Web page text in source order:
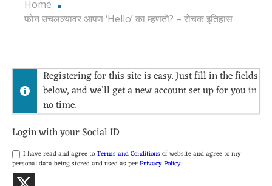
Home
फोन उचलल्यावर आपण ‘Hello’ का म्हणतो? – रोचक इतिहास
Registering for this site is easy. Just fill in the fields
below, and we’ll get a new account set up for you in
no time.
Login with your Social ID
I have read and agree toTerms and Conditions of website and agree to my
personal data being stored and used as perPrivacy Policy